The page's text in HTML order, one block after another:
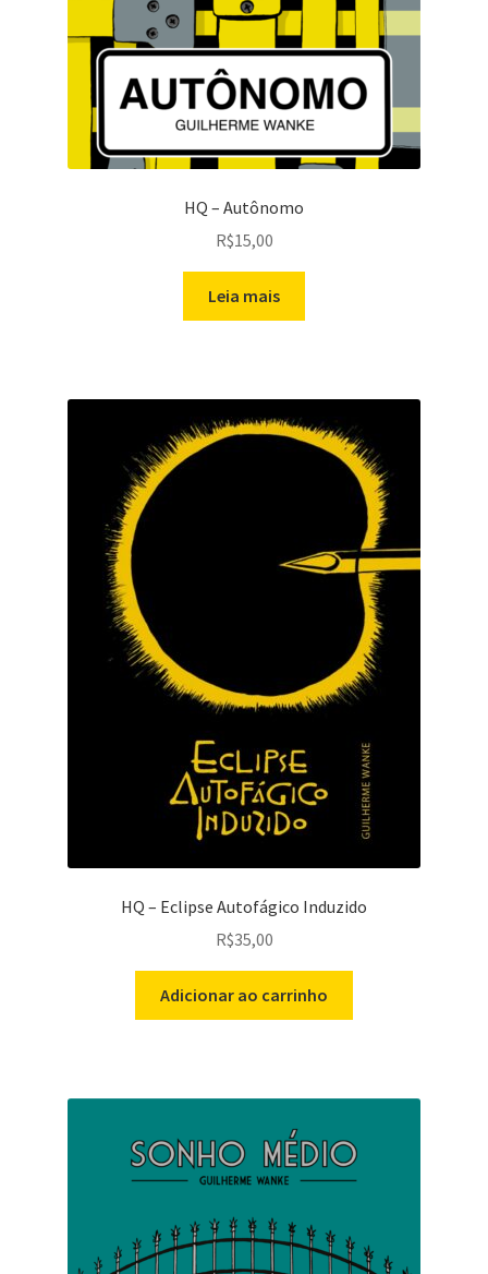
HQ – Autônomo
R$15,00
Leia mais
HQ – Eclipse Autofágico Induzido
R$35,00
Adicionar ao carrinho